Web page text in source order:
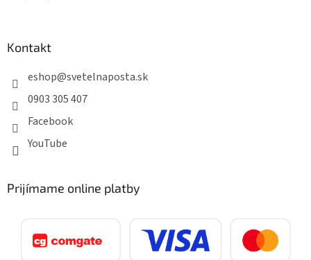
Kontakt
eshop@svetelnaposta.sk
0903 305 407
Facebook
YouTube
Prijímame online platby